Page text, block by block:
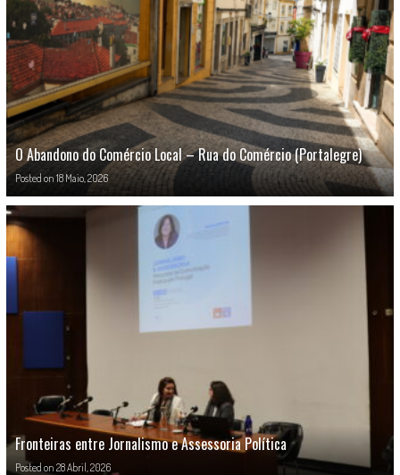
O Abandono do Comércio Local – Rua do Comércio (Portalegre)
Posted on 18 Maio, 2026
Fronteiras entre Jornalismo e Assessoria Política
Posted on 28 Abril, 2026